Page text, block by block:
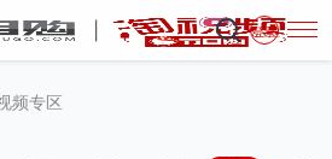
登录
频专区